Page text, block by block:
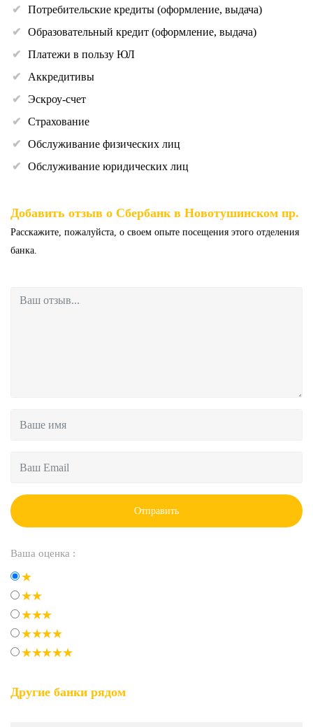
Потребительские кредиты (оформление, выдача)
Образовательный кредит (оформление, выдача)
Платежи в пользу ЮЛ
Аккредитивы
Эскроу-счет
Страхование
Обслуживание физических лиц
Обслуживание юридических лиц
Добавить отзыв о Сбербанк в Новотушинском пр.
Расскажите, пожалуйста, о своем опыте посещения этого отделения
банка.
Отправить
Ваша оценка :
Другие банки рядом